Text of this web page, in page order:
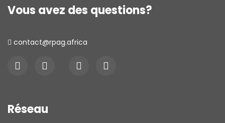
Vous avez des questions?
contact@rpag.africa
Réseau